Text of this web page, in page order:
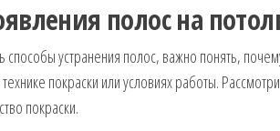
полос на
способы устранения полос, важно понять,
покраски или условиях работы.
покраски.